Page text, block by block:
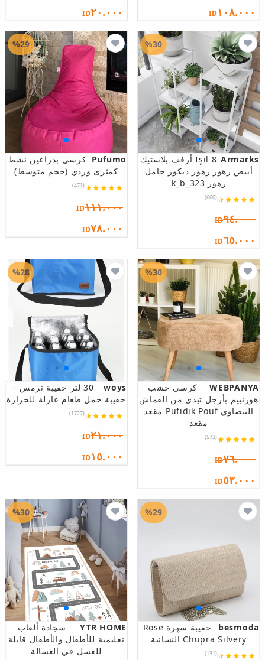
ID١٠٨.٠٠٠ ID٢٠.٠٠٠
Armarks
Işıl 8 أرفف بلاستيك
أبيض زهور زهور ديكور حامل
زهور 323_k_b
(660)
ID٩٤.٠٠٠
ID٦٥.٠٠٠
%30
Pufumo كرسي بذراعين نشط
كمثرى وردي (حجم متوسط)
(471)
ID١١١.٠٠٠
ID٧٨.٠٠٠
%29
WEBPANYA
كرسي خشب
هورنبيم بأرجل تيدي من القماش
البيضاوي Pufidik Pouf مقعد
مقعد
(573)
ID٧٦.٠٠٠
ID٥٣.٠٠٠
%30
woys
30 لتر حقيبة ترمس -
حقيبة حمل طعام عازلة للحرارة
(1727)
ID٢١.٠٠٠
ID١٥.٠٠٠
%28
besmoda
حقيبة سهرة Rose
Chupra Silvery النسائية
(131)
%29
YTR HOME
سجادة ألعاب
تعليمية للأطفال والأطفال قابلة
للغسل في الغسالة
%30